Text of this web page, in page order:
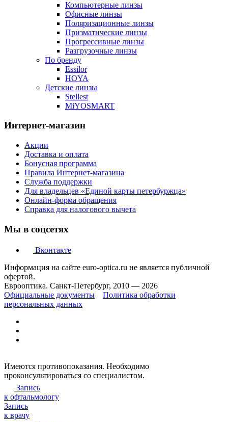
Компьютерные линзы
Офисные линзы
Поляризационные линзы
Призматические линзы
Прогрессивные линзы
Разгрузочные линзы
По бренду
Essilor
HOYA
Детские линзы
Stellest
MiYOSMART
Интернет-магазин
Акции
Доставка и оплата
Бонусная программа
Правила Интернет-магазина
Служба поддержки
Для владельцев «Единой карты петербуржца»
Онлайн-форма обращения
Справка для налогового вычета
Мы в соцсетях
Вконтакте
Информация на сайте euro-optica.ru не является публичной
офертой.
Еврооптика. Санкт-Петербург, 2010 — 2026
Официальные документы
Политика обработки
персональных данных
Имеются противопоказания. Необходимо
проконсультироваться со специалистом.
Запись
к офтальмологу
Запись
к врачу